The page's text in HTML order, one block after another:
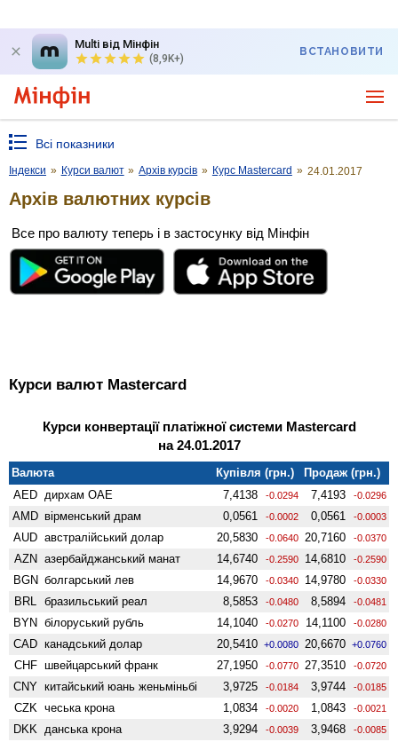
Multi від Мінфін
(8,9K+)
ВСТАНОВИТИ
Всі показники
Індекси » Курси валют » Архів курсів » Курс Mastercard » 24.01.2017
Архів валютних курсів
Все про валюту теперь і в застосунку від Мінфін
Курси валют Mastercard
Курси конвертації платіжної системи Mastercard
на 24.01.2017
Валюта Купівля (грн.)
Продаж (грн.)
AED дирхам ОАЕ 7,4138 -0.0294 7,4193 -0.0296
AMD вiрменський драм 0,0561 -0.0002 0,0561 -0.0003
AUD австралійський долар 20,5830 -0.0640 20,7160 -0.0370
AZN азербайджанський манат 14,6740 -0.2590 14,6810 -0.2590
BGN болгарський лев 14,9670 -0.0340 14,9780 -0.0330
BRL бразильський реал 8,5853 -0.0480 8,5894 -0.0481
BYN білоруський рубль 14,1040 -0.0270 14,1100 -0.0280
CAD канадський долар 20,5410 +0.0080 20,6670 +0.0760
CHF швейцарський франк 27,1950 -0.0770 27,3510 -0.0720
CNY китайський юань женьмiньбi 3,9725 -0.0184 3,9744 -0.0185
CZK чеська крона 1,0834 -0.0020 1,0843 -0.0021
DKK данська крона 3,9294 -0.0039 3,9468 -0.0085